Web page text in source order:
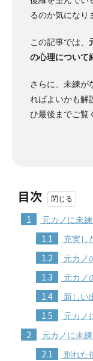
るのか気になり
この記事では、
の心理について
さらに、未練が
ればよいかも解
ひ最後までご覧
目次
1 元カノに未
1.1 充実し
1.2 元カノ
1.3 元カノ
1.4 新しい
1.5 元カノ
2 元カノに未
2.1 別れた